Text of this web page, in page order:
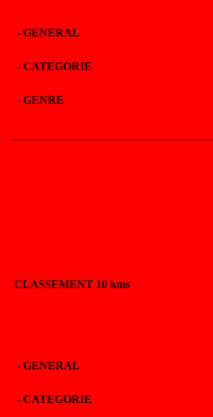
- GENERAL
- CATEGORIE
- GENRE
CLASSEMENT 10 kms
- GENERAL
- CATEGORIE